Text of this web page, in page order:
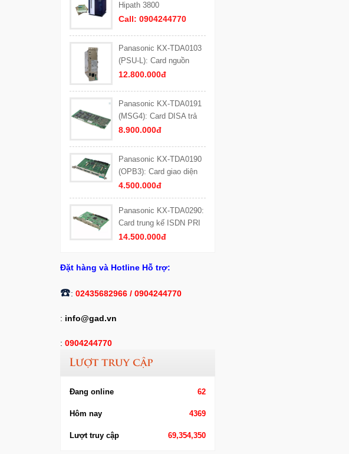
Hipath 3800
Call: 0904244770
Panasonic KX-TDA0103
(PSU-L): Card nguồn
công suất lớn (Loại L)
12.800.000đ
Panasonic KX-TDA0191
(MSG4): Card DISA trả
lời tự động 4 kênh cho
8.900.000đ
Panasonic KX-TDA0190
(OPB3): Card giao diện
DISA
4.500.000đ
Panasonic KX-TDA0290:
Card trung kế ISDN PRI
(PRI30) 30 kênh thoại
14.500.000đ
Đặt hàng và Hotline Hỗ trợ:
​☎️: 02435682966 / 0904244770
: info@gad.vn
: 0904244770
Lượt truy cập
Đang online 62
Hôm nay 4369
Lượt truy cập 69,354,350